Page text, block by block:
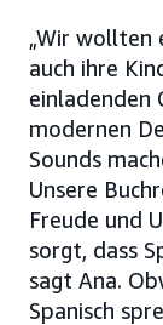
„Wir wollten
auch ihre
einladenden
modernen
Sounds
Unsere
Freude und
sorgt, dass
sagt Ana.
Spanisch